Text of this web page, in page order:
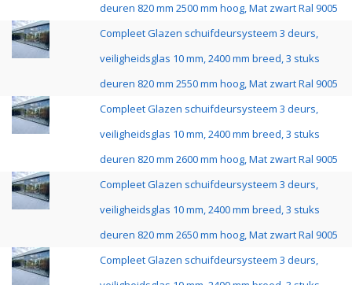
deuren 820 mm 2500 mm hoog, Mat zwart Ral 9005
Compleet Glazen schuifdeursysteem 3 deurs,
veiligheidsglas 10 mm, 2400 mm breed, 3 stuks
deuren 820 mm 2550 mm hoog, Mat zwart Ral 9005
Compleet Glazen schuifdeursysteem 3 deurs,
veiligheidsglas 10 mm, 2400 mm breed, 3 stuks
deuren 820 mm 2600 mm hoog, Mat zwart Ral 9005
Compleet Glazen schuifdeursysteem 3 deurs,
veiligheidsglas 10 mm, 2400 mm breed, 3 stuks
deuren 820 mm 2650 mm hoog, Mat zwart Ral 9005
Compleet Glazen schuifdeursysteem 3 deurs,